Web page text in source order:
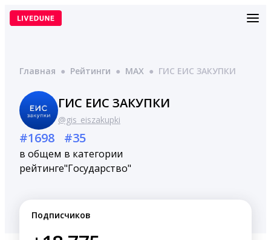
Перейти
Главная ● Рейтинги ● MAX ● ГИС ЕИС ЗАКУПКИ
ГИС ЕИС ЗАКУПКИ
@gis_eiszakupki
#1698
в общем
рейтинге
#35
в категории
"Государство"
Подписчиков